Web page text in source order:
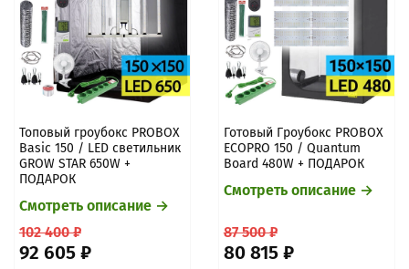
Топовый гроубокс PROBOX
Basic 150 / LED светильник
GROW STAR 650W +
ПОДАРОК
Смотреть описание →
102 400 ₽
92 605 ₽
Готовый Гроубокс PROBOX
ECOPRO 150 / Quantum
Board 480W + ПОДАРОК
Смотреть описание →
87 500 ₽
80 815 ₽